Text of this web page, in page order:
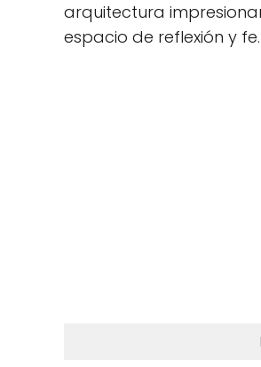
arquitectura
espacio de reflexión y fe.